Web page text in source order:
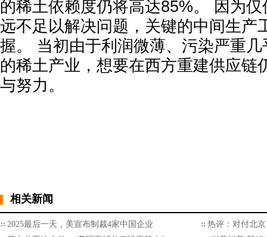
的稀土依赖度仍将高达85%。 因为
远不足以解决问题，关键的中间生产
握。 当初由于利润微薄、污染严重
的稀土产业，想要在西方重建供应链
与努力。
相关新闻
2025最后一天，美宣布制裁4家中国企业
热评：对付北